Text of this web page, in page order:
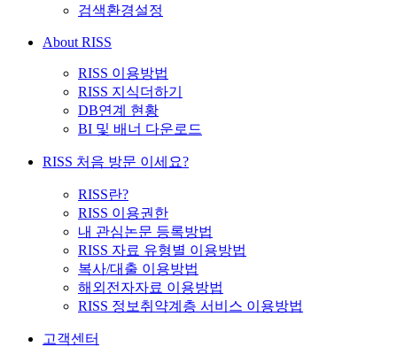
검색환경설정
About RISS
RISS 이용방법
RISS 지식더하기
DB연계 현황
BI 및 배너 다운로드
RISS 처음 방문 이세요?
RISS란?
RISS 이용권한
내 관심논문 등록방법
RISS 자료 유형별 이용방법
복사/대출 이용방법
해외전자자료 이용방법
RISS 정보취약계층 서비스 이용방법
고객센터